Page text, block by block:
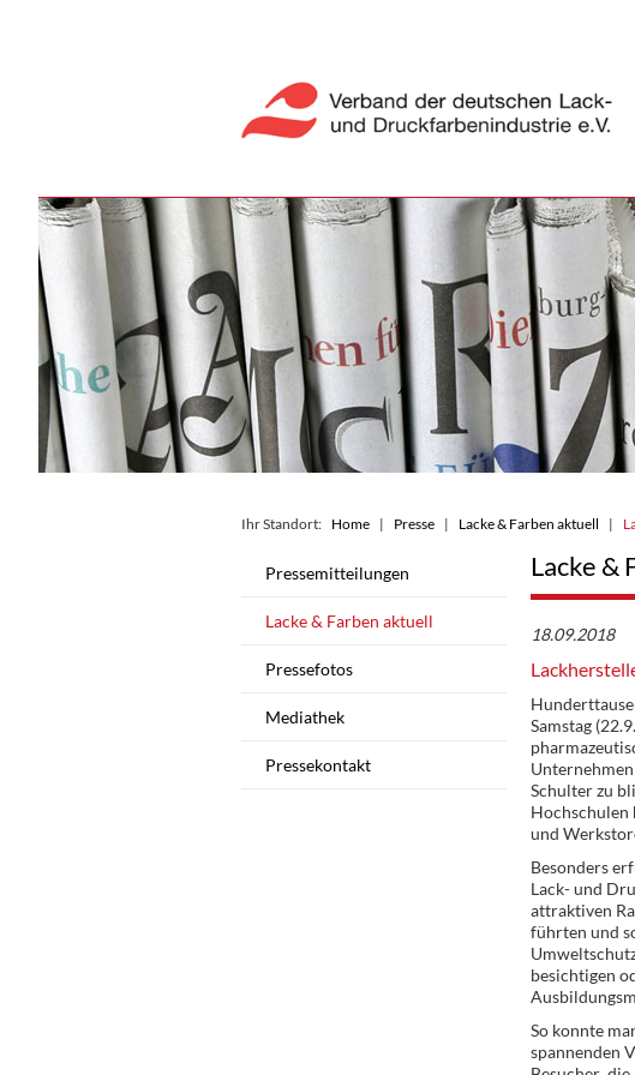
Ihr Standort: Home Presse Lacke & Farben aktuell
Pressemitteilungen
Lacke & Farben aktuell
Pressefotos
Mediathek
Pressekontakt
Lacke &
18.09.2018
Samstag
Schulter zu
Hochschulen
und
Besonders
Lack- und
attraktiven
führten und
besichtigen
So konnte
spannenden